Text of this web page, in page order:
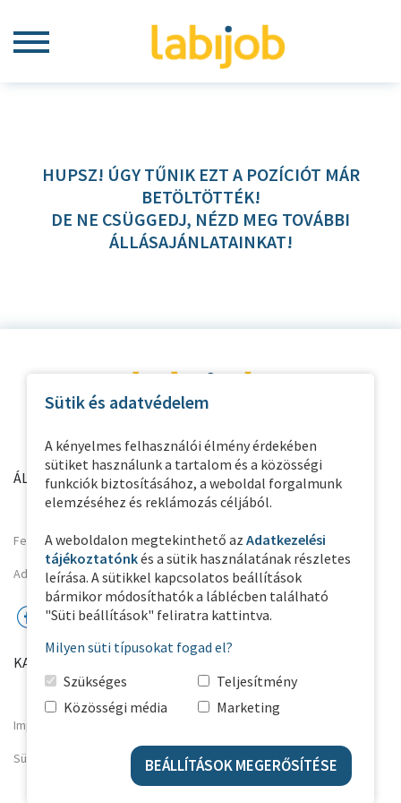
HUPSZ! ÚGY TŰNIK EZT A POZÍCIÓT MÁR
BETÖLTÖTTÉK!
DE NE CSÜGGEDJ, NÉZD MEG TOVÁBBI
ÁLLÁSAJÁNLATAINKAT!
ÁLTALÁNOS INFORMÁCIÓK
Felhasználási feltételek
Adatkezelési Tájékoztató
PARTNER OLDALAK
KAPCSOLAT
Impresszum
Süti beállítások
Sütik és adatvédelem
A kényelmes felhasználói élmény érdekében
sütiket használunk a tartalom és a közösségi
funkciók biztosításához, a weboldal forgalmunk
elemzéséhez és reklámozás céljából.
A weboldalon megtekinthető az Adatkezelési
tájékoztatónkés a sütik használatának részletes
leírása. A sütikkel kapcsolatos beállítások
bármikor módosíthatók a láblécben található
"Süti beállítások" feliratra kattintva.
Milyen süti típusokat fogad el?
Szükséges
Teljesítmény
Közösségi média
Marketing
BEÁLLÍTÁSOK MEGERŐSÍTÉSE